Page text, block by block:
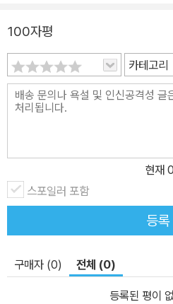
내자는 주장이다. 셋째는 탈도시 추세
연과 환경에 대한 국민 관심이 높아
으로 가는 사람이 많아지고 있다. 넷
을 가지는 산업이기 때문이다. 치유
있어 지방이 경쟁력을 가진다. 따라
100자평
카테고리
현재 0
스포일러 포함
등록
구매자 (0) 전체 (0)
등록된 평이